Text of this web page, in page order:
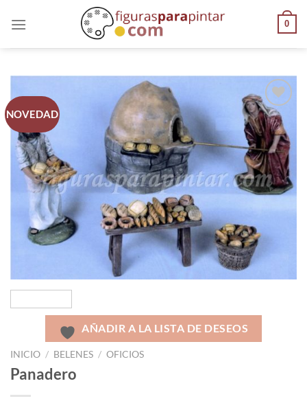
0
NOVEDAD
AÑADIR
A LA
LISTA
DE
DESEOS
AÑADIR A LA LISTA DE DESEOS
INICIO / BELENES / OFICIOS
Panadero